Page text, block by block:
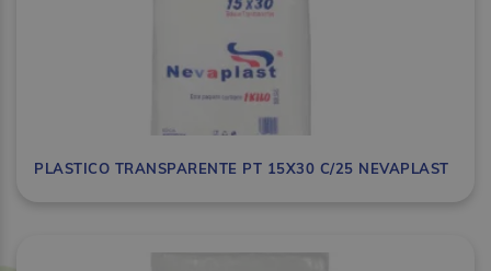
PLASTICO TRANSPARENTE PT 15X30 C/25 NEVAPLAST